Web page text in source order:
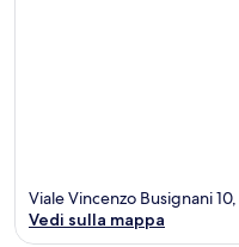
Viale Vincenzo Busignani
Vedi sulla mappa